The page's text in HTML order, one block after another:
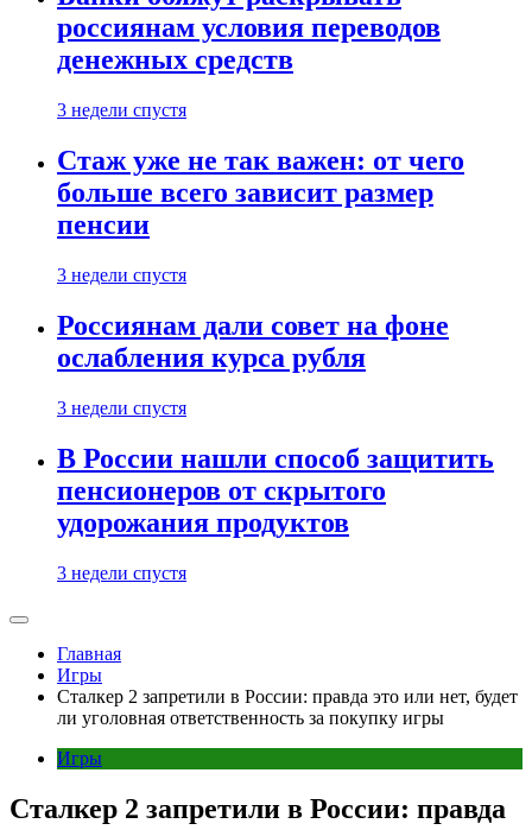
россиянам условия переводов
денежных средств
3 недели спустя
Стаж уже не так важен: от чего
больше всего зависит размер
пенсии
3 недели спустя
Россиянам дали совет на фоне
ослабления курса рубля
3 недели спустя
В России нашли способ защитить
пенсионеров от скрытого
удорожания продуктов
3 недели спустя
Главная
Игры
Сталкер 2 запретили в России: правда это или нет, будет
ли уголовная ответственность за покупку игры
Игры
Сталкер 2 запретили в России: правда